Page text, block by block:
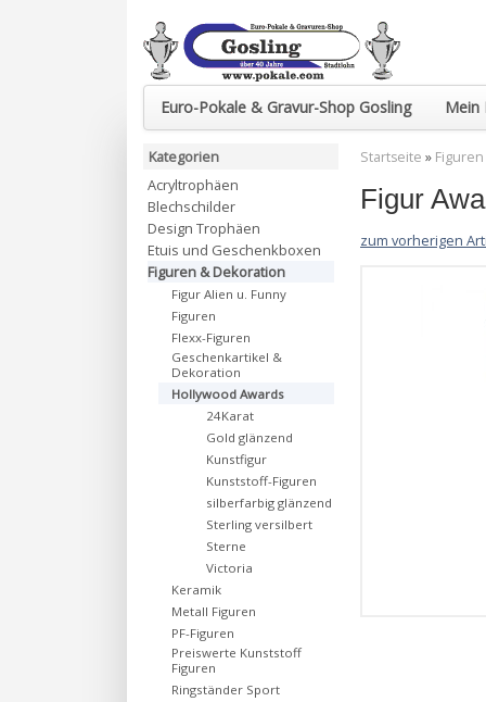
Euro-Pokale & Gravur-Shop Gosling Mein
Startseite »
Figur
zum vorherigen
Kategorien
Acryltrophäen
Blechschilder
Design Trophäen
Etuis und Geschenkboxen
Figuren & Dekoration
Figur Alien u. Funny
Figuren
Flexx-Figuren
Geschenkartikel &
Dekoration
Hollywood Awards
24Karat
Gold glänzend
Kunstfigur
Kunststoff-Figuren
silberfarbig glänzend
Sterling versilbert
Sterne
Victoria
Keramik
Metall Figuren
PF-Figuren
Preiswerte Kunststoff
Figuren
Ringständer Sport